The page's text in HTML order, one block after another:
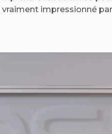
impressionné